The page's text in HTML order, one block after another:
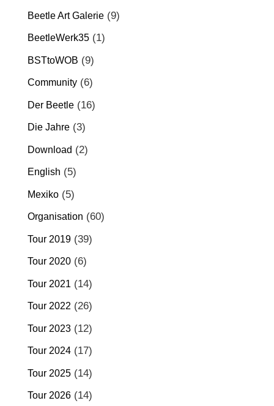
Beetle Art Galerie(9)
BeetleWerk35(1)
BSTtoWOB (9)
Community(6)
Der Beetle(16)
Die Jahre(3)
Download (2)
English (5)
Mexiko(5)
Organisation (60)
Tour 2019(39)
Tour 2020(6)
Tour 2021 (14)
Tour 2022(26)
Tour 2023(12)
Tour 2024(17)
Tour 2025(14)
Tour 2026(14)